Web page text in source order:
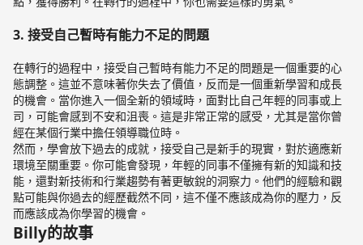
3. 接受自己暫時有能力不足的問題
在轉行的過程中，接受自己暫時有能力不足的問題是一個重要的心
態調整。這並不意味著你失去了價值，反而是一個重新學習和成長
的機會。當你進入一個全新的領域時，面對比自己年輕的同事或上
司，可能會感到不安和沮喪。這是非常正常的感受，尤其是當你曾
經在某個行業中擔任領導職位時。
然而，學會放下過去的成就，接受自己是新手的現實，對於適應新
環境至關重要。你可能會發現，年輕的同事不僅擁有新的知識和技
能，還對新技術和行業趨勢有著更敏銳的洞察力。他們的經驗和觀
點可能與你過去的經歷截然不同，這不僅不應該成為你的壓力，反
而應該成為你學習的機會。
Billy的故事